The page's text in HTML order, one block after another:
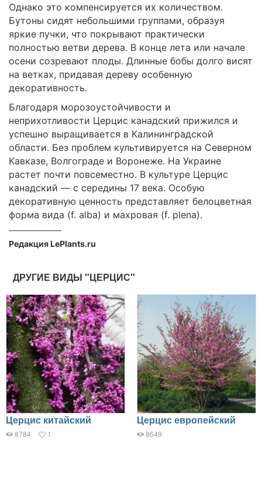
Однако это компенсируется их количеством.
Бутоны сидят небольшими группами, образуя
яркие пучки, что покрывают практически
полностью ветви дерева. В конце лета или начале
осени созревают плоды. Длинные бобы долго висят
на ветках, придавая дереву особенную
декоративность.
Благодаря морозоустойчивости и
неприхотливости Церцис канадский прижился и
успешно выращивается в Калининградской
области. Без проблем культивируется на Северном
Кавказе, Волгограде и Воронеже. На Украине
растет почти повсеместно. В культуре Церцис
канадский — с середины 17 века. Особую
декоративную ценность представляет белоцветная
форма вида (f. alba) и махровая (f. plena).
Редакция LePlants.ru
ДРУГИЕ ВИДЫ "ЦЕРЦИС"
Церцис китайский
8784 1
Церцис европейский
8649